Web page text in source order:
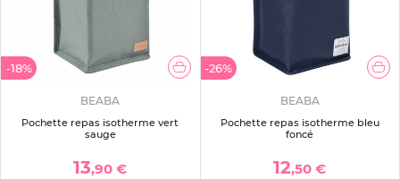
-18%
BEABA
Pochette repas isotherme vert
sauge
13,90 €
-26%
BEABA
Pochette repas isotherme bleu
foncé
12,50 €